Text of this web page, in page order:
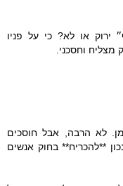
או לא? כי על פניו
וחסכני.
לא הרבה, אבל חוסכים
**להכריח** בחוק אנשים